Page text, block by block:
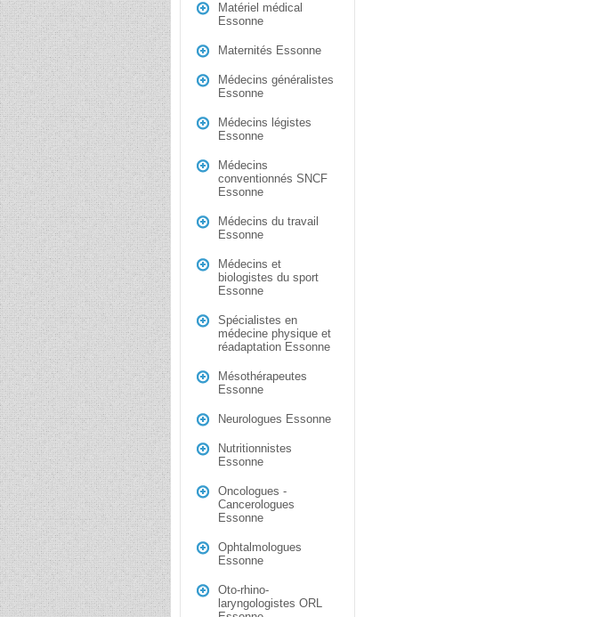
Matériel médical
Essonne
Maternités Essonne
Médecins généralistes
Essonne
Médecins légistes
Essonne
Médecins
conventionnés SNCF
Essonne
Médecins du travail
Essonne
Médecins et
biologistes du sport
Essonne
Spécialistes en
médecine physique et
réadaptation Essonne
Mésothérapeutes
Essonne
Neurologues Essonne
Nutritionnistes
Essonne
Oncologues -
Cancerologues
Essonne
Ophtalmologues
Essonne
Oto-rhino-
laryngologistes ORL